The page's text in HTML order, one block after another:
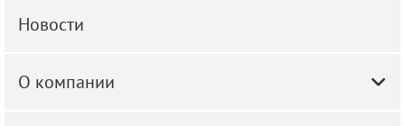
Новости
О компании